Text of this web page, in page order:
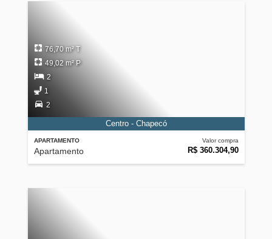
APARTAMENTO
Apartamento
Valor compra
R$ 360.304,90
76,70 m² T
49,02 m² P
2
1
2
Centro - Chapecó